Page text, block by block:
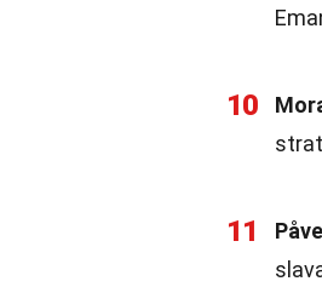
10
11